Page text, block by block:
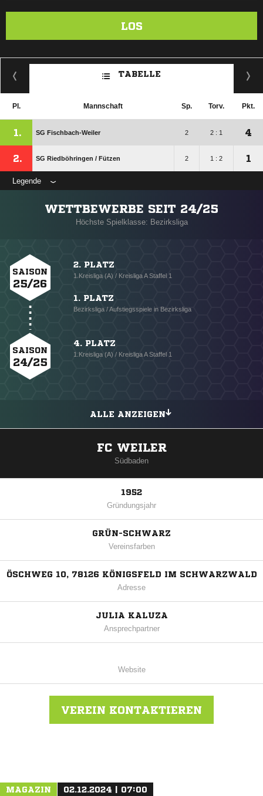
LOS
TABELLE
Pl. Mannschaft Sp. Torv. Pkt.
1. SG Fischbach-Weiler 2 2 : 1 4
2. SG Riedböhringen /​ Fützen 2 1 : 2 1
Legende
WETTBEWERBE SEIT 24/25
Höchste Spielklasse: Bezirksliga
SAISON
25/26
2. PLATZ
1.Kreisliga (A) / Kreisliga A Staffel 1
1. PLATZ
Bezirksliga / Aufstiegsspiele in Bezirksliga
SAISON
24/25
4. PLATZ
1.Kreisliga (A) / Kreisliga A Staffel 1
ALLE ANZEIGEN
FC WEILER
Südbaden
1952
Gründungsjahr
GRÜN-SCHWARZ
Vereinsfarben
ÖSCHWEG 10, 78126 KÖNIGSFELD IM SCHWARZWALD
Adresse
JULIA KALUZA
Ansprechpartner
Website
VEREIN KONTAKTIEREN
MAGAZIN 02.12.2024 | 07:00